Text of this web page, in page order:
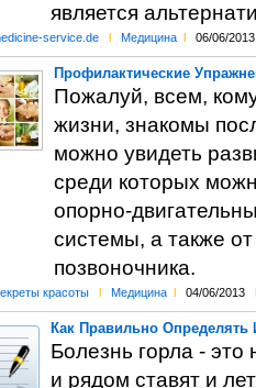
является
service.de l Медицина l 06/06/2013
Профилактические
Пожалуй, всем,
жизни, знакомы
можно увидеть
среди которых
опорно-
системы, а также
позвоночника.
красоты l Медицина l 04/06/2013 l
Как Правильно Определять
Болезнь горла -
и рядом ставят и